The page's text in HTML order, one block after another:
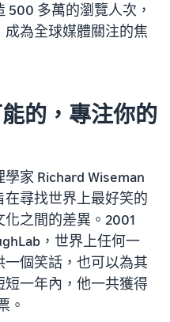
500 多萬的瀏覽人次，
為全球媒體關注的焦
的，專注你的
家 Richard Wiseman
尋找世界上最好笑的
之間的差異。2001
，世界上任何一
個笑話，也可以為其
一年內，他一共獲得
。